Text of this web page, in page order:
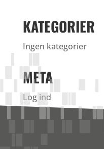
KATEGORIER
Ingen kategorier
META
Log ind